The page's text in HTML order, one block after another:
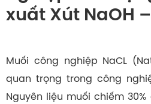
xuất Xút NaOH
Muối công nghiệp NaCL
quan trọng trong công
Nguyên liệu muối chiếm